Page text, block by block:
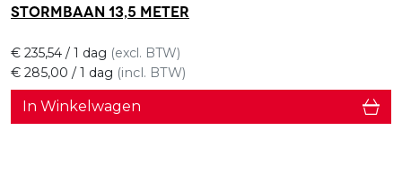
Stormbaan 13,5 meter
€ 285,00 / 1 dag (incl. BTW)
€ 235,54 / 1 dag (excl. BTW)
In Winkelwagen